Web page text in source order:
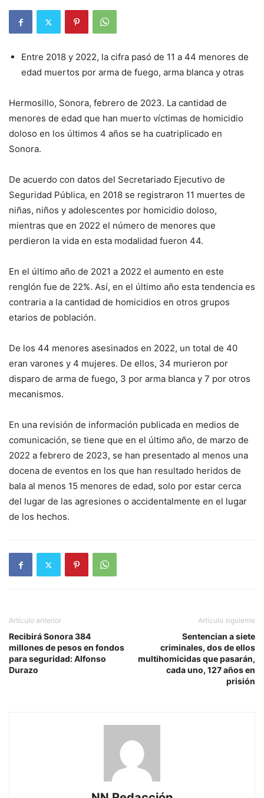
Entre 2018 y 2022, la cifra pasó de 11 a 44 menores de
edad muertos por arma de fuego, arma blanca y otras
Hermosillo, Sonora, febrero de 2023. La cantidad de
menores de edad que han muerto víctimas de homicidio
doloso en los últimos 4 años se ha cuatriplicado en
Sonora.
De acuerdo con datos del Secretariado Ejecutivo de
Seguridad Pública, en 2018 se registraron 11 muertes de
niñas, niños y adolescentes por homicidio doloso,
mientras que en 2022 el número de menores que
perdieron la vida en esta modalidad fueron 44.
En el último año de 2021 a 2022 el aumento en este
renglón fue de 22%. Así, en el último año esta tendencia es
contraria a la cantidad de homicidios en otros grupos
etarios de población.
De los 44 menores asesinados en 2022, un total de 40
eran varones y 4 mujeres. De ellos, 34 murieron por
disparo de arma de fuego, 3 por arma blanca y 7 por otros
mecanismos.
En una revisión de información publicada en medios de
comunicación, se tiene que en el último año, de marzo de
2022 a febrero de 2023, se han presentado al menos una
docena de eventos en los que han resultado heridos de
bala al menos 15 menores de edad, solo por estar cerca
del lugar de las agresiones o accidentalmente en el lugar
de los hechos.
Artículo anterior
Recibirá Sonora 384
millones de pesos en fondos
para seguridad: Alfonso
Durazo
Artículo siguiente
Sentencian a siete
criminales, dos de ellos
multihomicidas que pasarán,
cada uno, 127 años en
prisión